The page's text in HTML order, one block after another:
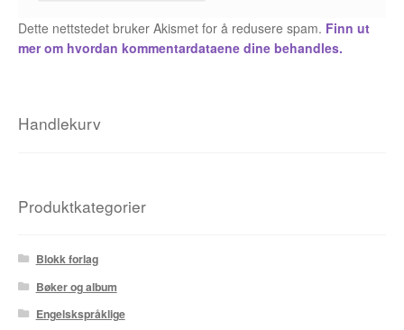
Inga Sætre
Lars Aurtande
Dette nettstedet bruker Akismet for å redusere spam. Finn ut
mer om hvordan kommentardataene dine behandles.
Handlekurv
Produktkategorier
Blokk forlag
Bøker og album
Engelskspråklige